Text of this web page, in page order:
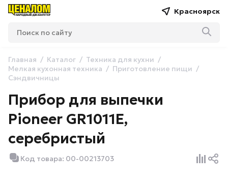
Красноярск
Главная Каталог
Техника для кухни
Мелкая кухонная техника
Приготовление пищи
Сэндвичницы
Прибор для выпечки
Pioneer GR1011E,
серебристый
Код товара: 00-00213703